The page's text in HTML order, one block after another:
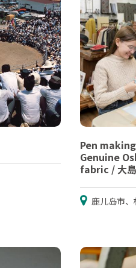
Pen
Genuine
fabric / 大
鹿儿岛市、